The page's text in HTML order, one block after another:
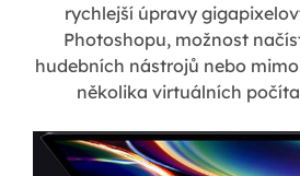
rychlejší úpravy
Photoshopu, možnost
hudebních nástrojů nebo
několika virtuálních